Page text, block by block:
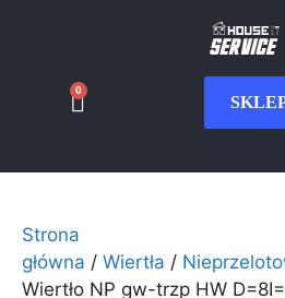
0
Strona
główna / Wiertła /
Wiertło NP gw-trzp HW